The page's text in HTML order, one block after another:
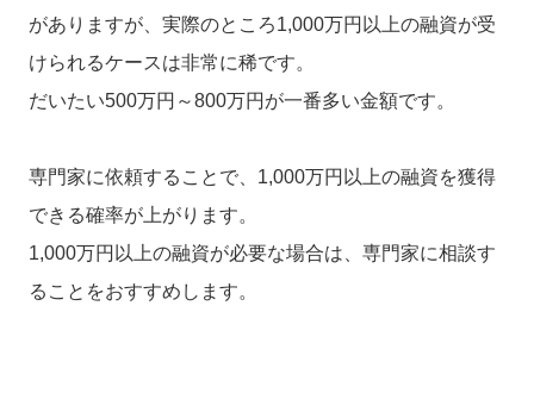
がありますが、実際のところ1,000万円以上の融資が受
けられるケースは非常に稀です。
だいたい500万円～800万円が一番多い金額です。
専門家に依頼することで、1,000万円以上の融資を獲得
できる確率が上がります。
1,000万円以上の融資が必要な場合は、専門家に相談す
ることをおすすめします。